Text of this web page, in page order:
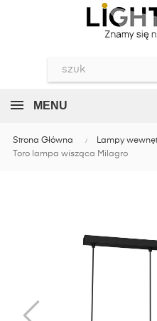
MENU
Strona Główna Lampy
Toro lampa wisząca Milagro